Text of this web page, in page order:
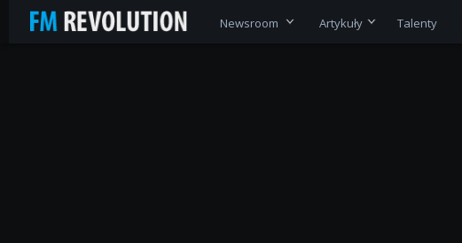
Newsroom Artykuły Talenty